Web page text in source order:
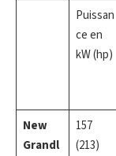
Puissan
ce en
kW (hp)
New
Grandl
157
(213)